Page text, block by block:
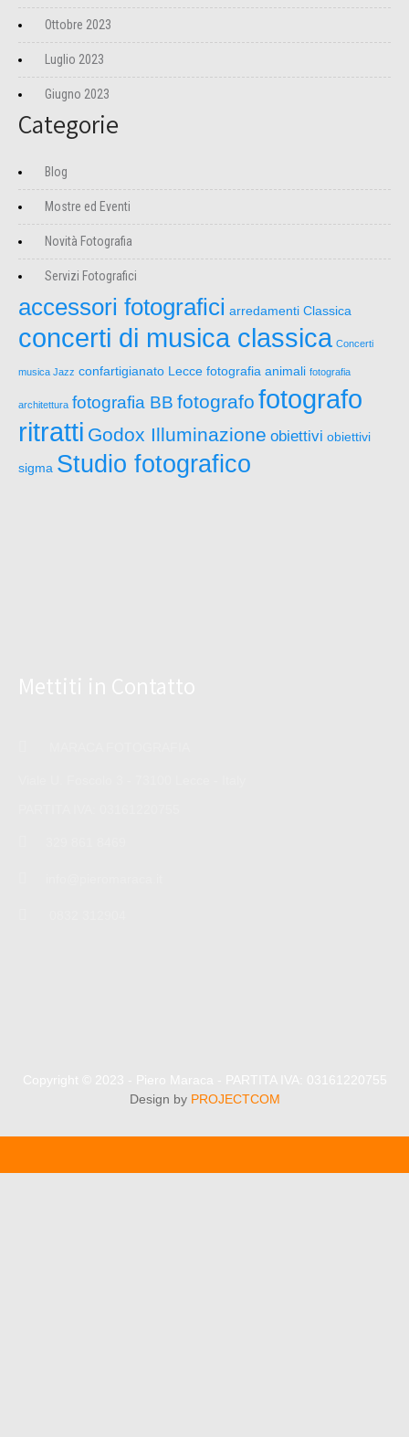
Ottobre 2023
Luglio 2023
Giugno 2023
Categorie
Blog
Mostre ed Eventi
Novità Fotografia
Servizi Fotografici
accessori fotografici arredamenti Classica
concerti di musica classica Concerti
musica Jazz confartigianato Lecce fotografia animali fotografia
architettura fotografia BB fotografo fotografo
ritratti Godox Illuminazione obiettivi obiettivi
sigma Studio fotografico
Design by PROJECTCOM